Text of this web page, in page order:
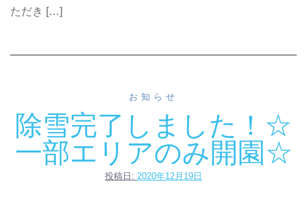
ただき […]
お知らせ
除雪完了しました！☆
一部エリアのみ開園☆
投稿日: 2020年12月19日